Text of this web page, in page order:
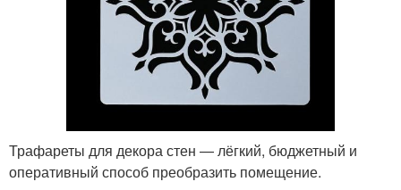
Трафареты для декора стен — лёгкий, бюджетный и
оперативный способ преобразить помещение.